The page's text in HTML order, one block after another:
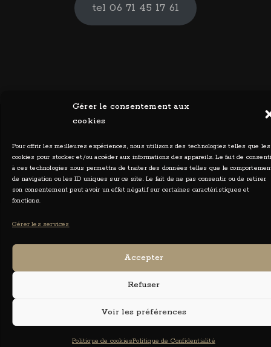
Gérer le consentement aux
cookies
Pour offrir les meilleures expériences, nous utilisons des technologies telles que les
cookies pour stocker et/ou accéder aux informations des appareils. Le fait de
à ces technologies nous permettra de traiter des données telles que le
de navigation ou les ID uniques sur ce site. Le fait de ne pas consentir ou de retirer
son consentement peut avoir un effet négatif sur certaines caractéristiques et
fonctions.
Gérer les services
Accepter
Refuser
Voir les préférences
Politique de cookiesPolitique de Confidentialité
tel 06 71 45 17 61
Ceylia Photographies - Tous droits réservés 2026